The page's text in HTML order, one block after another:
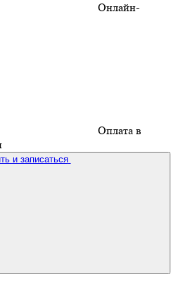
Онлайн-
Оплата в
и записаться